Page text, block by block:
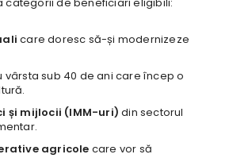
care doresc să-și modernizeze
vârsta sub 40 de ani care încep o
și mijlocii (IMM-uri) din sectorul
agricole care vor să